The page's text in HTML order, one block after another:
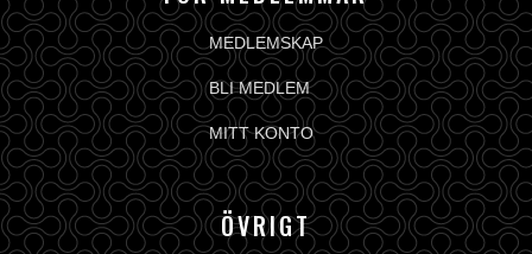
MEDLEMSKAP
BLI MEDLEM
MITT KONTO
ÖVRIGT